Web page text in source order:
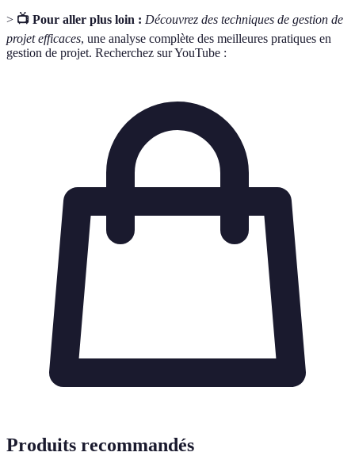
> 📺 Pour aller plus loin : Découvrez des techniques de gestion de
projet efficaces, une analyse complète des meilleures pratiques en
gestion de projet. Recherchez sur YouTube :
Produits recommandés